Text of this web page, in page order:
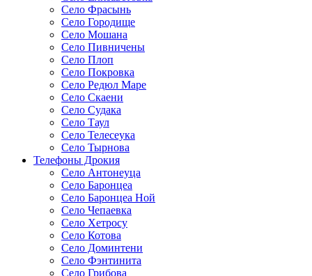
Село Фрасынь
Село Городище
Село Мошана
Село Пивничены
Село Плоп
Село Покровка
Село Редюл Маре
Село Скаени
Село Судака
Село Таул
Село Телесеука
Село Тырнова
Телефоны Дрокия
Село Антонеуца
Село Баронцеа
Село Баронцеа Ной
Село Чепаевка
Село Хетросу
Село Котова
Село Доминтени
Село Фэнтинита
Село Грибова